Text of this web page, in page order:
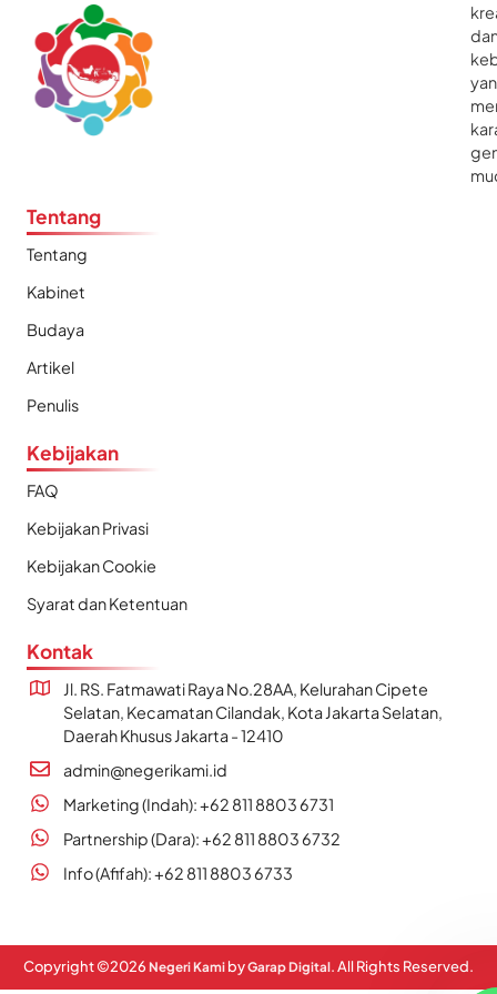
Tentang
Tentang
Kabinet
Budaya
Artikel
Penulis
Kebijakan
FAQ
Kebijakan Privasi
Kebijakan Cookie
Syarat dan Ketentuan
Kontak
Jl. RS. Fatmawati Raya No.28AA, Kelurahan Cipete
Selatan, Kecamatan Cilandak, Kota Jakarta Selatan,
Daerah Khusus Jakarta - 12410
admin@negerikami.id
Marketing (Indah): +62 811 8803 6731
Partnership (Dara): +62 811 8803 6732
Info (Afifah): +62 811 8803 6733
Copyright ©2026 Negeri Kami byGarap Digital. All Rights Reserved.